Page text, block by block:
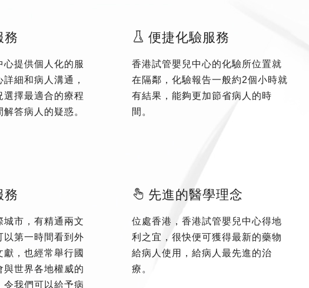
務
心提供個人化的服
細和病人溝通，
選擇最適合的療程
答病人的疑惑。
便捷化驗服務
香港試管嬰兒中心的化驗所位置就
在隔鄰，化驗報告一般約2個小時就
有結果，能夠更加節省病人的時
間。
務
城市，有精通兩文
以第一時間看到外
獻，也經常舉行國
與世界各地權威的
令我們可以給予病
先進的醫學理念
位處香港，香港試管嬰兒中心得地
利之宜，很快便可獲得最新的藥物
給病人使用，給病人最先進的治
療。